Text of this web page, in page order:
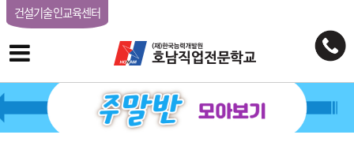
건설기술인교육센터